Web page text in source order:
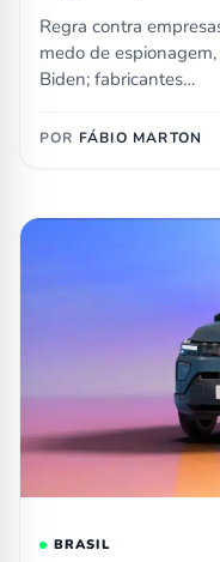
Regra contra
medo de
Biden; fabricantes…
POR FÁBIO MARTON
BRASIL